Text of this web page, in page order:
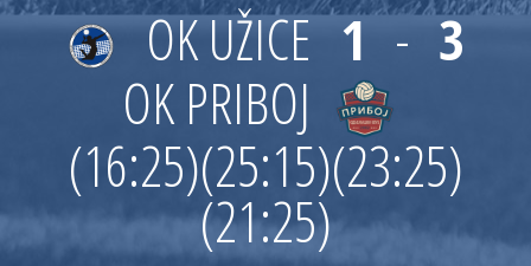
OK UŽICE 1 - 3
OK PRIBOJ
(16:25)(25:15)(23:25)
(21:25)